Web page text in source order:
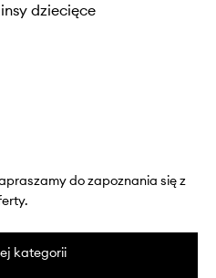
dziecięce
do zapoznania się z
kategorii